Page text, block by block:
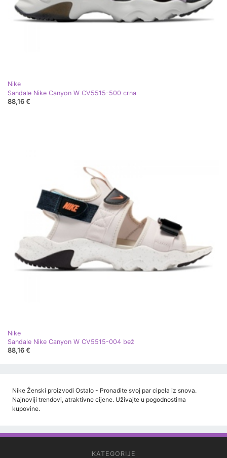
Nike
Sandale Nike Canyon W CV5515-500 crna
88,16 €
Nike
Sandale Nike Canyon W CV5515-004 bež
88,16 €
Nike Ženski proizvodi Ostalo - Pronađite svoj par cipela iz snova.
Najnoviji trendovi, atraktivne cijene. Uživajte u pogodnostima
kupovine.
KATEGORIJE